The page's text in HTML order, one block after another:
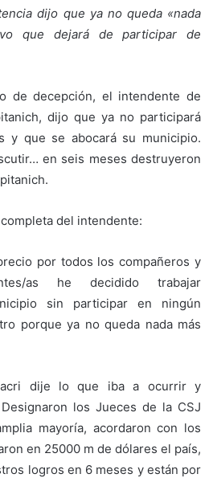
dijo que ya no queda «nada
que dejará de participar de
de decepción, el intendente de
dijo que ya no participará
y que se abocará su municipio.
en seis meses destruyeron
del intendente:
por todos los compañeros y
as he decidido trabajar
sin participar en ningún
porque ya no queda nada más
dije lo que iba a ocurrir y
los Jueces de la CSJ
mayoría, acordaron con los
en 25000 m de dólares el país,
logros en 6 meses y están por